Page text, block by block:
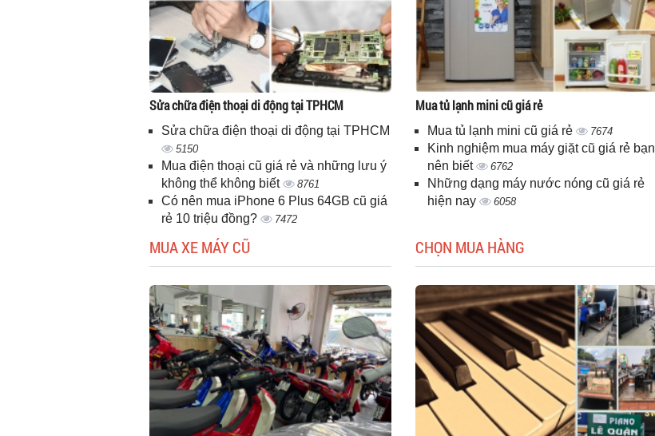
Sửa chữa điện thoại di động tại TPHCM
Sửa chữa điện thoại di động tại TPHCM
5150
Mua điện thoại cũ giá rẻ và những lưu ý
không thể không biết
8761
Có nên mua iPhone 6 Plus 64GB cũ giá
rẻ 10 triệu đồng?
7472
Mua tủ lạnh mini cũ giá rẻ
Mua tủ lạnh mini cũ giá rẻ 7674
Kinh nghiệm mua máy giặt cũ giá rẻ bạn
nên biết
6762
Những dạng máy nước nóng cũ giá rẻ
hiện nay
6058
MUA XE MÁY CŨ CHỌN MUA HÀNG